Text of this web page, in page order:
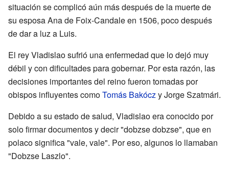
situación se complicó aún más después de la muerte de
su esposa Ana de Foix-Candale en 1506, poco después
de dar a luz a Luis.
El rey Vladislao sufrió una enfermedad que lo dejó muy
débil y con dificultades para gobernar. Por esta razón, las
decisiones importantes del reino fueron tomadas por
obispos influyentes comoTomás Bakóczy Jorge Szatmári.
Debido a su estado de salud, Vladislao era conocido por
solo firmar documentos y decir "dobzse dobzse", que en
polaco significa "vale, vale". Por eso, algunos lo llamaban
"Dobzse Laszlo".